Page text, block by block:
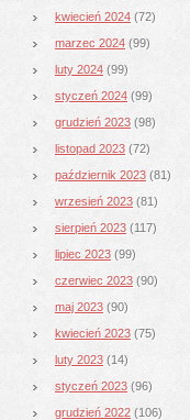
kwiecień 2024 (72)
marzec 2024 (99)
luty 2024 (99)
styczeń 2024 (99)
grudzień 2023 (98)
listopad 2023 (72)
październik 2023 (81)
wrzesień 2023 (81)
sierpień 2023 (117)
lipiec 2023 (99)
czerwiec 2023 (90)
maj 2023 (90)
kwiecień 2023 (75)
luty 2023 (14)
styczeń 2023 (96)
grudzień 2022 (106)